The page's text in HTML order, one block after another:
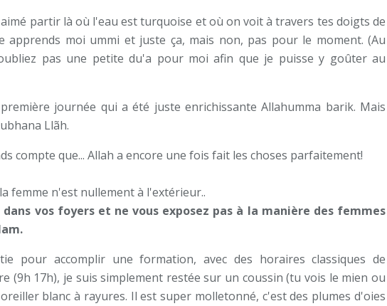
partir là où l'eau est turquoise et où on voit à travers tes doigts de
apprends moi ummi et juste ça, mais non, pas pour le moment. (Au
pas une petite du'a pour moi afin que je puisse y goûter au
journée qui a été juste enrichissante Allahumma barik. Mais
Llãh.
compte que... Allah a encore une fois fait les choses parfaitement!
femme n'est nullement à l'extérieur..
vos foyers et ne vous exposez pas à la manière des femmes
pour accomplir une formation, avec des horaires classiques de
(9h 17h), je suis simplement restée sur un coussin (tu vois le mien ou
blanc à rayures. Il est super molletonné, c'est des plumes d'oies